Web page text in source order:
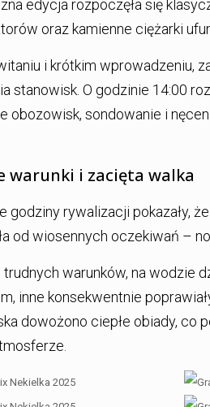
edycja rozpoczęła się
oraz kamienne ciężarki
i krótkim wprowadzeniu,
stanowisk. O godzinie 14:00
obozowisk, sondowanie i
warunki i zacięta walka
godziny rywalizacji pokazały,
od wiosennych oczekiwań –
warunków, na wodzie
inne konsekwentnie
dowożono ciepłe obiady, co